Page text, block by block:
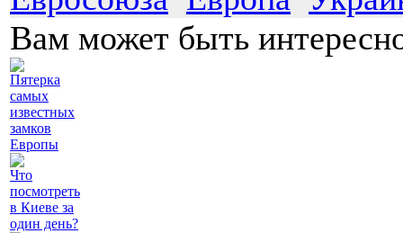
Вам может быть
Пятерка
самых
известных
замков
Европы
Что
посмотреть
в Киеве за
один день?